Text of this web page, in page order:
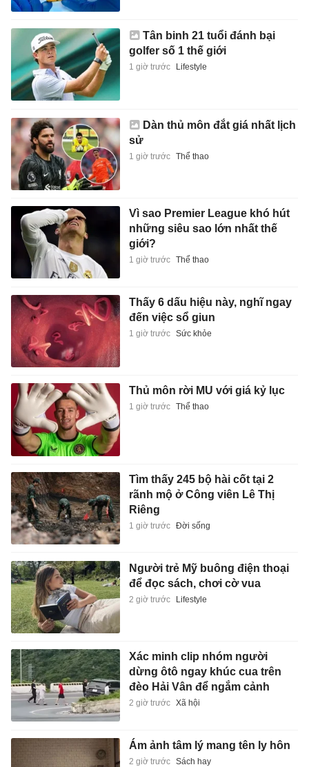
Tân binh 21 tuổi đánh bại
golfer số 1 thế giới
1 giờ trước Lifestyle
Dàn thủ môn đắt giá nhất lịch
sử
1 giờ trước Thể thao
Vì sao Premier League khó hút
những siêu sao lớn nhất thế
giới?
1 giờ trước Thể thao
Thấy 6 dấu hiệu này, nghĩ ngay
đến việc sổ giun
1 giờ trước Sức khỏe
Thủ môn rời MU với giá kỷ lục
1 giờ trước Thể thao
Tìm thấy 245 bộ hài cốt tại 2
rãnh mộ ở Công viên Lê Thị
Riêng
1 giờ trước Đời sống
Người trẻ Mỹ buông điện thoại
để đọc sách, chơi cờ vua
2 giờ trước Lifestyle
Xác minh clip nhóm người
dừng ôtô ngay khúc cua trên
đèo Hải Vân để ngắm cảnh
2 giờ trước Xã hội
Ám ảnh tâm lý mang tên ly hôn
2 giờ trước Sách hay